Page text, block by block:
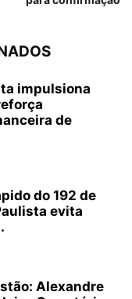
impulsiona
de
do 192 de
evita
Alexandre